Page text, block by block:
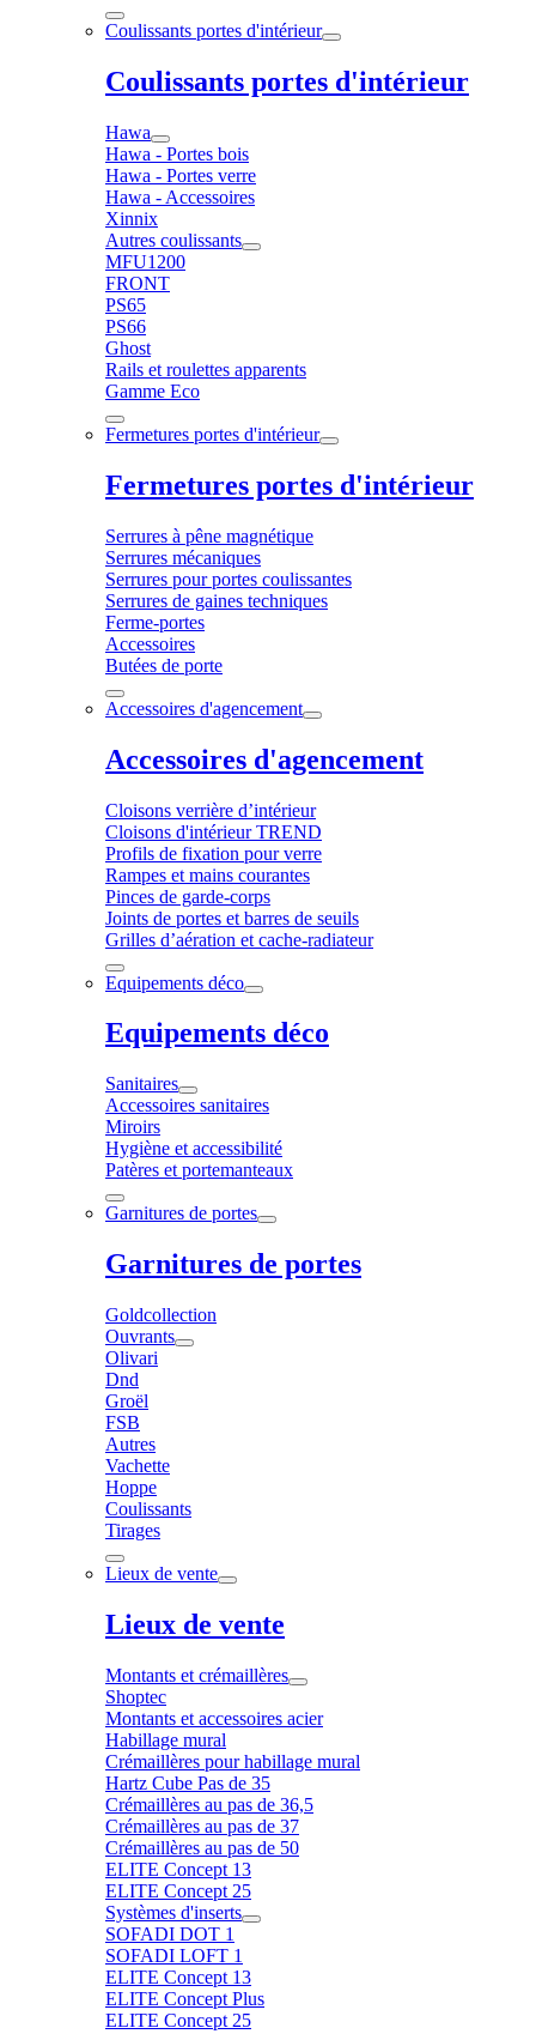
Coulissants portes d'intérieur
Coulissants portes d'intérieur
Hawa
Hawa - Portes bois
Hawa - Portes verre
Hawa - Accessoires
Xinnix
Autres coulissants
MFU1200
FRONT
PS65
PS66
Ghost
Rails et roulettes apparents
Gamme Eco
Fermetures portes d'intérieur
Fermetures portes d'intérieur
Serrures à pêne magnétique
Serrures mécaniques
Serrures pour portes coulissantes
Serrures de gaines techniques
Ferme-portes
Accessoires
Butées de porte
Accessoires d'agencement
Accessoires d'agencement
Cloisons verrière d’intérieur
Cloisons d'intérieur TREND
Profils de fixation pour verre
Rampes et mains courantes
Pinces de garde-corps
Joints de portes et barres de seuils
Grilles d’aération et cache-radiateur
Equipements déco
Equipements déco
Sanitaires
Accessoires sanitaires
Miroirs
Hygiène et accessibilité
Patères et portemanteaux
Garnitures de portes
Garnitures de portes
Goldcollection
Ouvrants
Olivari
Dnd
Groël
FSB
Autres
Vachette
Hoppe
Coulissants
Tirages
Lieux de vente
Lieux de vente
Montants et crémaillères
Shoptec
Montants et accessoires acier
Habillage mural
Crémaillères pour habillage mural
Hartz Cube Pas de 35
Crémaillères au pas de 36,5
Crémaillères au pas de 37
Crémaillères au pas de 50
ELITE Concept 13
ELITE Concept 25
Systèmes d'inserts
SOFADI DOT 1
SOFADI LOFT 1
ELITE Concept 13
ELITE Concept Plus
ELITE Concept 25